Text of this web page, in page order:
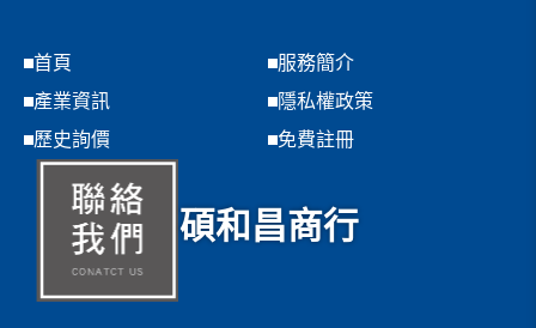
首頁
服務簡介
產業資訊
隱私權政策
歷史詢價
免費註冊
碩和昌商行